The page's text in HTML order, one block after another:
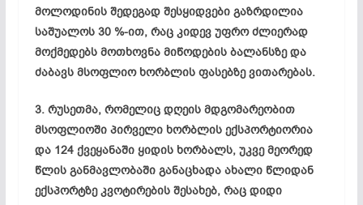
მოლოდინის შედეგად შესყიდვები გაზრდილია
საშუალოს 30 %-ით, რაც კიდევ უფრო ძლიერად
მოქმედებს მოთხოვნა მიწოდების ბალანსზე და
ძაბავს მსოფლიო ხორბლის ფასებზე ვითარებას.
3. რუსეთმა, რომელიც დღეის მდგომარეობით
მსოფლიოში პირველი ხორბლის ექსპორტიორია
და 124 ქვეყანაში ყიდის ხორბალს, უკვე მეორედ
წლის განმავლობაში განაცხადა ახალი წლიდან
ექსპორტზეკვოტირებისშესახებ, რაც დიდი